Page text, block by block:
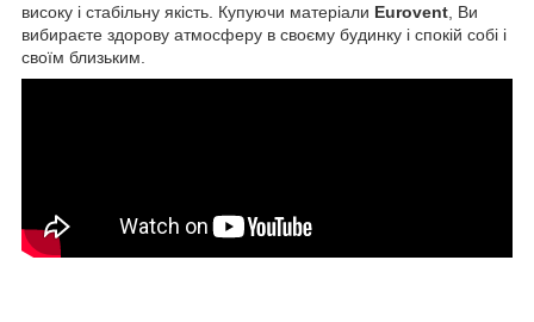
високу і стабільну якість. Купуючи матеріали Eurovent , Ви
вибираєте здорову атмосферу в своєму будинку і спокій собі і
своїм близьким.